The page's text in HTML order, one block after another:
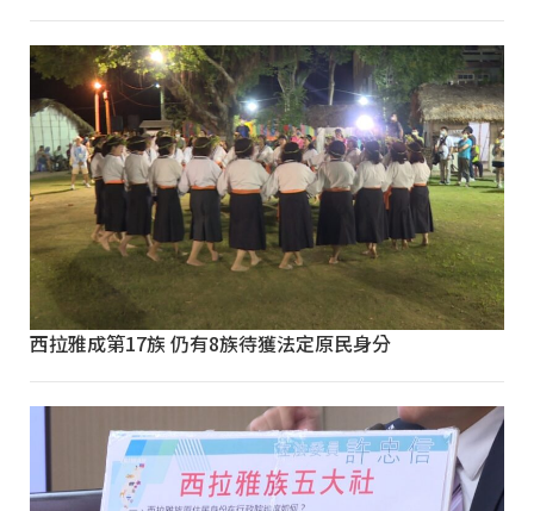
西拉雅成第17族 仍有8族待獲法定原民身分